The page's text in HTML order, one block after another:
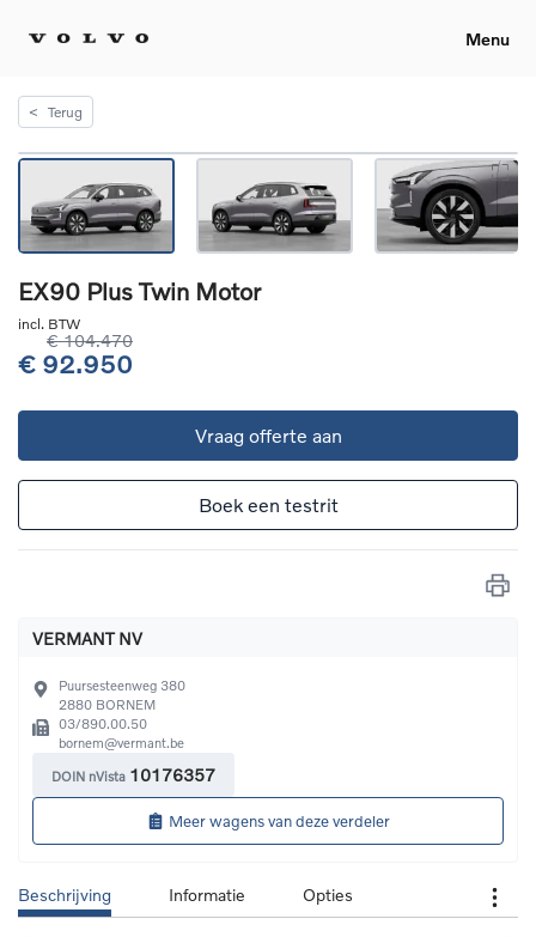
Menu
< Terug
EX90 Plus Twin Motor
incl. BTW
€ 104.470
€ 92.950
Vraag offerte aan
Boek een testrit
VERMANT NV
Puursesteenweg 380
2880 BORNEM
03/890.00.50
bornem@vermant.be
DOIN nVista 10176357
Meer wagens van deze verdeler
Beschrijving Informatie Opties